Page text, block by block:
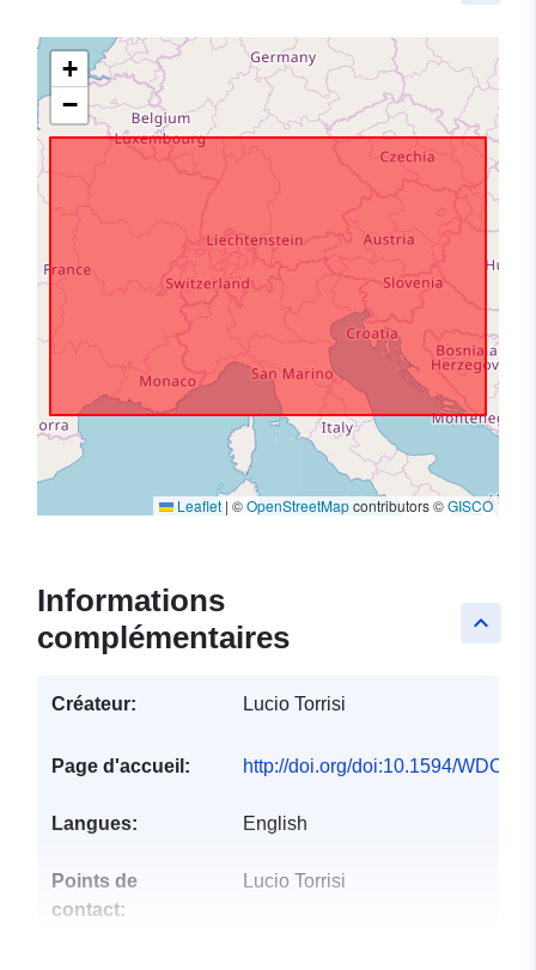
+
−
Leaflet | ©OpenStreetMapcontributors ©GISCO
keyboard_arrow_up
Informations
complémentaires
Créateur: Lucio Torrisi
Page d'accueil: http://doi.org/doi:10.1594/WDCC/
Langues: English
Points de
contact:
Lucio Torrisi